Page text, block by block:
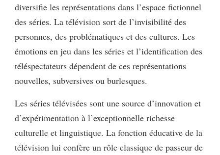
diversifie les représentations dans l’espace fictionnel
des séries. La télévision sort de l’invisibilité des
personnes, des problématiques et des cultures. Les
émotions en jeu dans les séries et l’identification des
téléspectateurs dépendent de ces représentations
nouvelles, subversives ou burlesques.
Les séries télévisées sont une source d’innovation et
d’expérimentation à l’exceptionnelle richesse
culturelle et linguistique. La fonction éducative de la
télévision lui confère un rôle classique de passeur de